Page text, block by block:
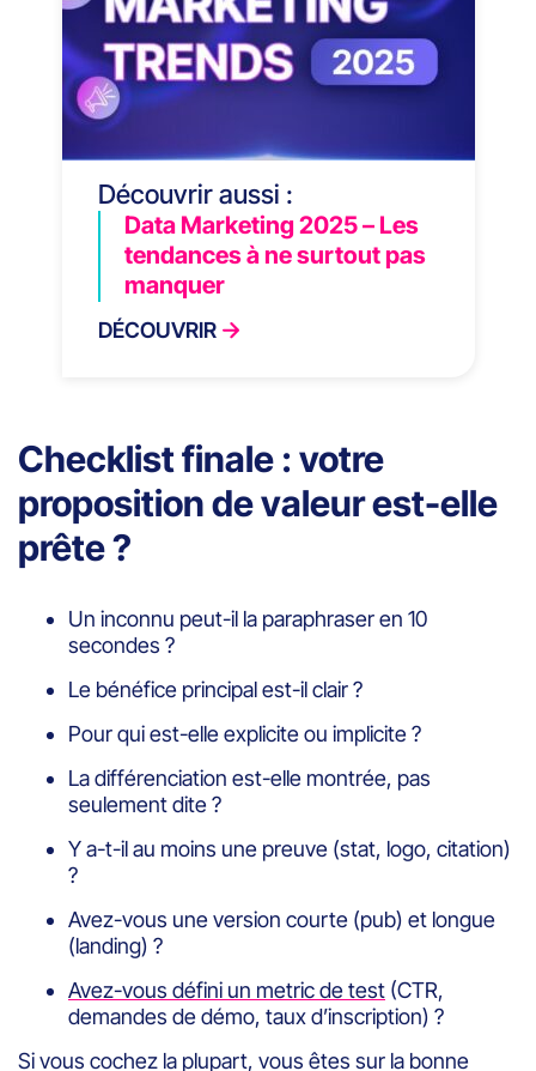
Découvrir aussi :
Data Marketing 2025 – Les
tendances à ne surtout pas
manquer
DÉCOUVRIR
Checklist finale : votre
proposition de valeur est-elle
prête ?
Un inconnu peut-il la paraphraser en 10
secondes ?
Le bénéfice principal est-il clair ?
Pour qui est-elle explicite ou implicite ?
La différenciation est-elle montrée, pas
seulement dite ?
Y a-t-il au moins une preuve (stat, logo, citation)
?
Avez-vous une version courte (pub) et longue
(landing) ?
Avez-vous défini un metric de test (CTR,
demandes de démo, taux d’inscription) ?
Si vous cochez la plupart, vous êtes sur la bonne